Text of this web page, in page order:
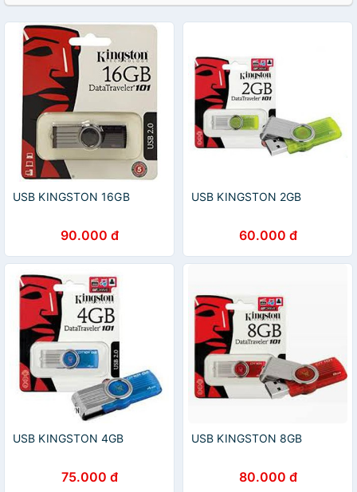
USB KINGSTON 16GB
90.000 đ
USB KINGSTON 2GB
60.000 đ
USB KINGSTON 4GB
75.000 đ
USB KINGSTON 8GB
80.000 đ